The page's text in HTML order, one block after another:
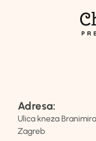
Adresa:
Ulica kneza Branimira
Zagreb